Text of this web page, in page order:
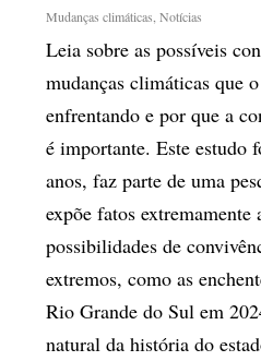
Mudanças climáticas ,Notícias
Leia sobre as possíveis
mudanças climáticas que
enfrentando e por que a
é importante. Este estudo
anos, faz parte de uma
expõe fatos extremamente
possibilidades de
extremos, como as
Rio Grande do Sul em
natural da história do